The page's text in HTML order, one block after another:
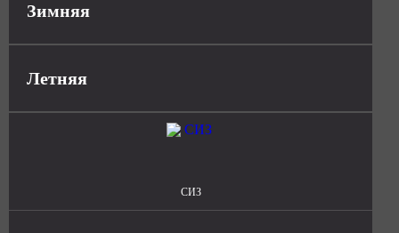
Зимняя
Летняя
СИЗ